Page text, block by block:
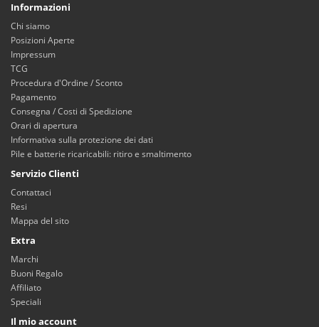
Informazioni
Chi siamo
Posizioni Aperte
Impressum
TCG
Procedura d'Ordine / Sconto
Pagamento
Consegna / Costi di Spedizione
Orari di apertura
Informativa sulla protezione dei dati
Pile e batterie ricaricabili: ritiro e smaltimento
Servizio Clienti
Contattaci
Resi
Mappa del sito
Extra
Marchi
Buoni Regalo
Affiliato
Speciali
Il mio account